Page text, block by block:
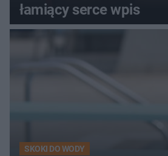
łamiący serce wpis
SKOKI DO WODY